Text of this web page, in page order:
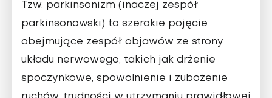
Tzw. parkinsonizm (inaczej zespół
parkinsonowski) to szerokie pojęcie
obejmujące zespół objawów ze strony
układu nerwowego, takich jak drżenie
spoczynkowe, spowolnienie i zubożenie